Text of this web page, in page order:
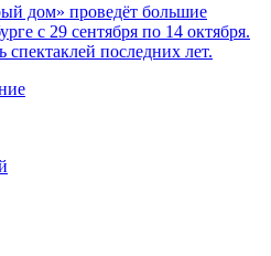
дом» проведёт большие
с 29 сентября по 14 октября.
последних лет.